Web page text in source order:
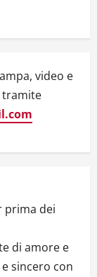
video e
tramite
prima dei
di amore e
sincero con